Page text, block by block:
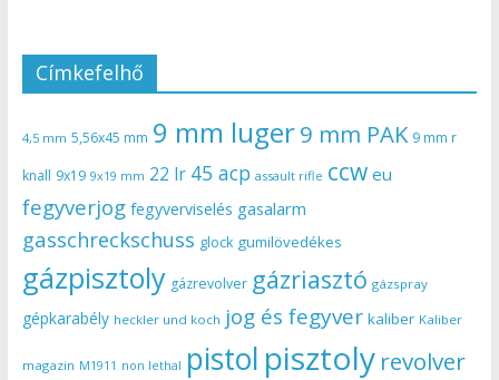
Címkefelhő
4,5 mm 5,56x45 mm 9 mm luger9 mm PAK 9 mm r
knall 9x19 9x19 mm 22 lr 45 acp assault rifle ccw eu
fegyverjog fegyverviselés gasalarm
gasschreckschuss glock gumilövedékes
gázpisztoly gázrevolver gázriasztó gázspray
gépkarabély heckler und koch jog és fegyver kaliber Kaliber
magazin M1911 non lethal pistol pisztoly revolver